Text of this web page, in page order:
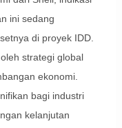
ini sedang
di proyek IDD.
strategi global
ekonomi.
bagi industri
kelanjutan